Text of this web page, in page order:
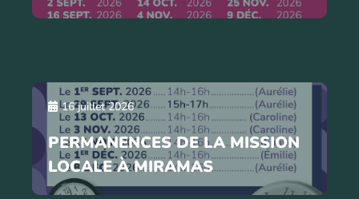
16 juillet 2026
PERMANENCES DE LA MISSION
LOCALE À MIRAMAS